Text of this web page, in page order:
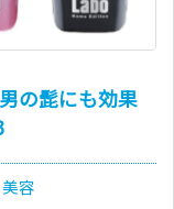
の髭にも効果
美容